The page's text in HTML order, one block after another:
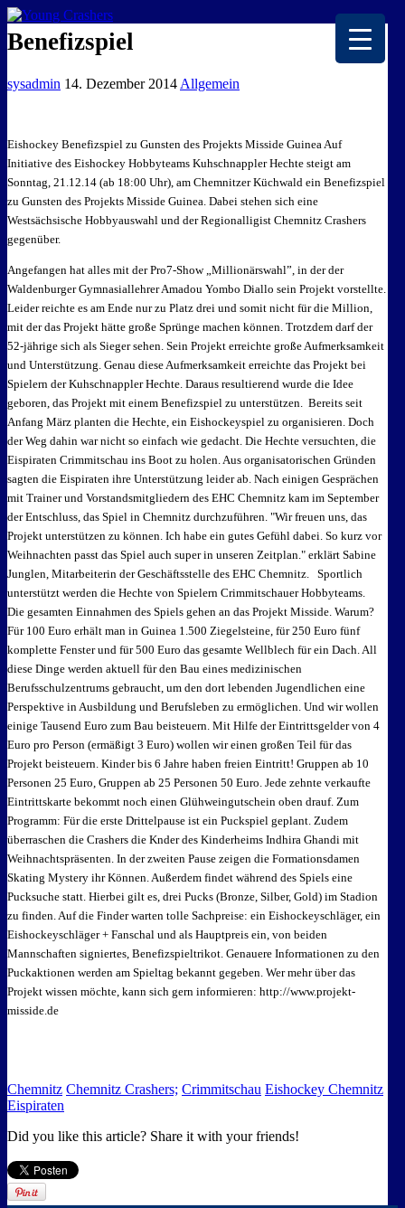
EISKALTE LEIDENSCHAFT
Benefizspiel
sysadmin 14. Dezember 2014 Allgemein
Eishockey Benefizspiel zu Gunsten des Projekts Misside Guinea Auf
Initiative des Eishockey Hobbyteams Kuhschnappler Hechte steigt am
Sonntag, 21.12.14 (ab 18:00 Uhr), am Chemnitzer Küchwald ein Benefizspiel
zu Gunsten des Projekts Misside Guinea. Dabei stehen sich eine
Westsächsische Hobbyauswahl und der Regionalligist Chemnitz Crashers
gegenüber.
Angefangen hat alles mit der Pro7-Show „Millionärswahl”, in der der
Waldenburger Gymnasiallehrer Amadou Yombo Diallo sein Projekt vorstellte.
Leider reichte es am Ende nur zu Platz drei und somit nicht für die Million,
mit der das Projekt hätte große Sprünge machen können. Trotzdem darf der
52-jährige sich als Sieger sehen. Sein Projekt erreichte große Aufmerksamkeit
und Unterstützung. Genau diese Aufmerksamkeit erreichte das Projekt bei
Spielern der Kuhschnappler Hechte. Daraus resultierend wurde die Idee
geboren, das Projekt mit einem Benefizspiel zu unterstützen. Bereits seit
Anfang März planten die Hechte, ein Eishockeyspiel zu organisieren. Doch
der Weg dahin war nicht so einfach wie gedacht. Die Hechte versuchten, die
Eispiraten Crimmitschau ins Boot zu holen. Aus organisatorischen Gründen
sagten die Eispiraten ihre Unterstützung leider ab. Nach einigen Gesprächen
mit Trainer und Vorstandsmitgliedern des EHC Chemnitz kam im September
der Entschluss, das Spiel in Chemnitz durchzuführen. "Wir freuen uns, das
Projekt unterstützen zu können. Ich habe ein gutes Gefühl dabei. So kurz vor
Weihnachten passt das Spiel auch super in unseren Zeitplan." erklärt Sabine
Junglen, Mitarbeiterin der Geschäftsstelle des EHC Chemnitz. Sportlich
unterstützt werden die Hechte von Spielern Crimmitschauer Hobbyteams.
Die gesamten Einnahmen des Spiels gehen an das Projekt Misside. Warum?
Für 100 Euro erhält man in Guinea 1.500 Ziegelsteine, für 250 Euro fünf
komplette Fenster und für 500 Euro das gesamte Wellblech für ein Dach. All
diese Dinge werden aktuell für den Bau eines medizinischen
Berufsschulzentrums gebraucht, um den dort lebenden Jugendlichen eine
Perspektive in Ausbildung und Berufsleben zu ermöglichen. Und wir wollen
einige Tausend Euro zum Bau beisteuern. Mit Hilfe der Eintrittsgelder von 4
Euro pro Person (ermäßigt 3 Euro) wollen wir einen großen Teil für das
Projekt beisteuern. Kinder bis 6 Jahre haben freien Eintritt! Gruppen ab 10
Personen 25 Euro, Gruppen ab 25 Personen 50 Euro. Jede zehnte verkaufte
Eintrittskarte bekommt noch einen Glühweingutschein oben drauf. Zum
Programm: Für die erste Drittelpause ist ein Puckspiel geplant. Zudem
überraschen die Crashers die Knder des Kinderheims Indhira Ghandi mit
Weihnachtspräsenten. In der zweiten Pause zeigen die Formationsdamen
Skating Mystery ihr Können. Außerdem findet während des Spiels eine
Pucksuche statt. Hierbei gilt es, drei Pucks (Bronze, Silber, Gold) im Stadion
zu finden. Auf die Finder warten tolle Sachpreise: ein Eishockeyschläger, ein
Eishockeyschläger + Fanschal und als Hauptpreis ein, von beiden
Mannschaften signiertes, Benefizspieltrikot. Genauere Informationen zu den
Puckaktionen werden am Spieltag bekannt gegeben. Wer mehr über das
Projekt wissen möchte, kann sich gern informieren: http://www.projekt-
misside.de
Chemnitz Chemnitz Crashers; Crimmitschau Eishockey Chemnitz
Eispiraten
Did you like this article? Share it with your friends!